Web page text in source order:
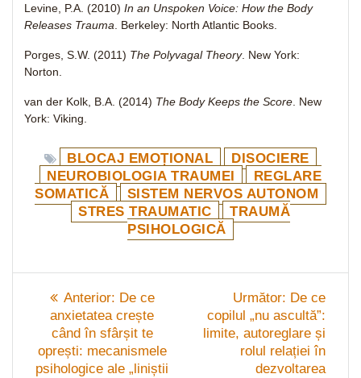
Levine, P.A. (2010) In an Unspoken Voice: How the Body
Releases Trauma . Berkeley: North Atlantic Books.
Porges, S.W. (2011) The Polyvagal Theory. New York:
Norton.
van der Kolk, B.A. (2014) The Body Keeps the Score . New
York: Viking.
BLOCAJ EMOȚIONAL
DISOCIERE
NEUROBIOLOGIA TRAUMEI
REGLARE
SOMATICĂ
SISTEM NERVOS AUTONOM
STRES TRAUMATIC
TRAUMĂ
PSIHOLOGICĂ
Navigare
în
articole
Anterior: Articolul
anterior:
De ce
anxietatea crește
când în sfârșit te
oprești: mecanismele
psihologice ale „liniștii
Următor: Articolul
următor:
De ce
copilul „nu ascultă”:
limite, autoreglare și
rolul relației în
dezvoltarea